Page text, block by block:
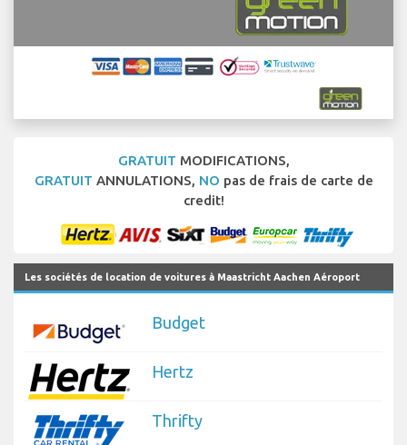
GRATUIT MODIFICATIONS,
GRATUIT ANNULATIONS, NO pas de frais de carte de
credit!
Les sociétés de location de voitures à Maastricht Aachen Aéroport
Budget
Hertz
Thrifty